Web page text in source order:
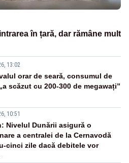
în țară, dar rămâne mult
13:02
orar de seară, consumul de
scăzut cu 200-300 de megawați”
10:51
Nivelul Dunării asigură o
a centralei de la Cernavodă
cinci zile dacă debitele vor